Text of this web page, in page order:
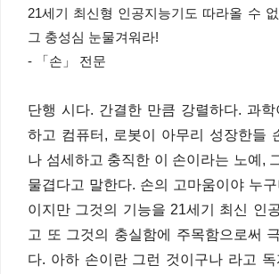
21세기 최신형 인공지능기도 따라올 수
그 충성심 눈물겨워라!
- 「손」 전문
단행 시다. 간결한 만큼 강렬하다. 과
하고 컴퓨터, 로봇이 아무리 성장한들
나 섬세하고 충직한 이 손이라는 노예,
물겹다고 말한다. 손의 고마움이야 누
이지만 그것의 기능을 21세기 최신 인
고 또 그것의 충실함에 주목함으로써
다. 아하 손이란 그런 것이구나 라고